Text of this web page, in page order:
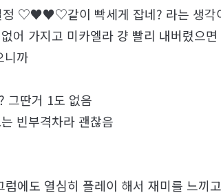
♡♥♥♡같이 빡세게 잡네? 라는 생각
가지고 미카엘라 걍 빨리 내버렸으면
니까
그딴거 1도 없음
빈부격차라 괜찮음
에도 열심히 플레이 해서 재미를 느끼